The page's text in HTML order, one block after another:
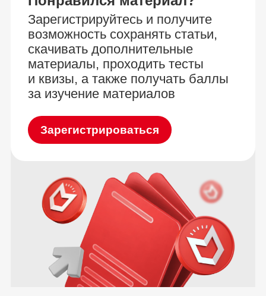
Зарегистрируйтесь и получите
возможность сохранять статьи,
скачивать дополнительные
материалы, проходить тесты
и квизы, а также получать баллы
за изучение материалов
Зарегистрироваться